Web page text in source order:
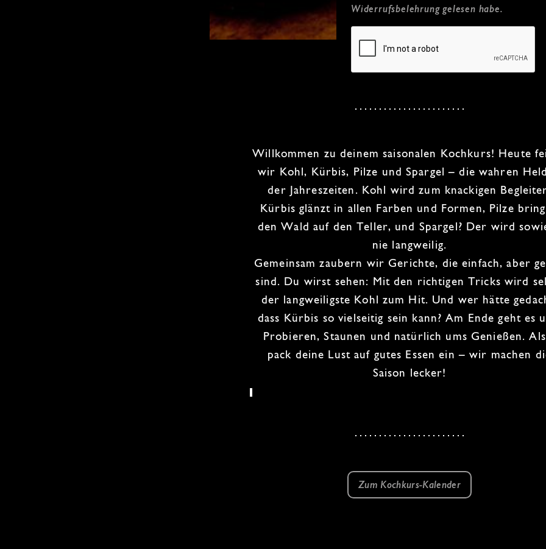
Widerrufsbelehrunggelesen habe.
Willkommen zu deinemsaisonalen Kochkurs! Heute
wir Kohl, Kürbis, Pilze undSpargel– die wahren
der Jahreszeiten. Kohl wird zum knackigen
Kürbis glänzt in allen Farben und Formen, Pilze
denWald auf den Teller, und Spargel? Der wird
nie langweilig.
Gemeinsam zaubern wir Gerichte, die einfach, aber
sind. Du wirst sehen: Mit den richtigen Tricks wird
der langweiligste Kohl zum Hit. Und wer hätte
dass Kürbis so vielseitig sein kann? Am Ende geht es
Probieren, Staunen und natürlich ums Genießen.
pack deine Lust auf gutes Essen ein – wir machen
Saison lecker!
Zum Kochkurs-Kalender